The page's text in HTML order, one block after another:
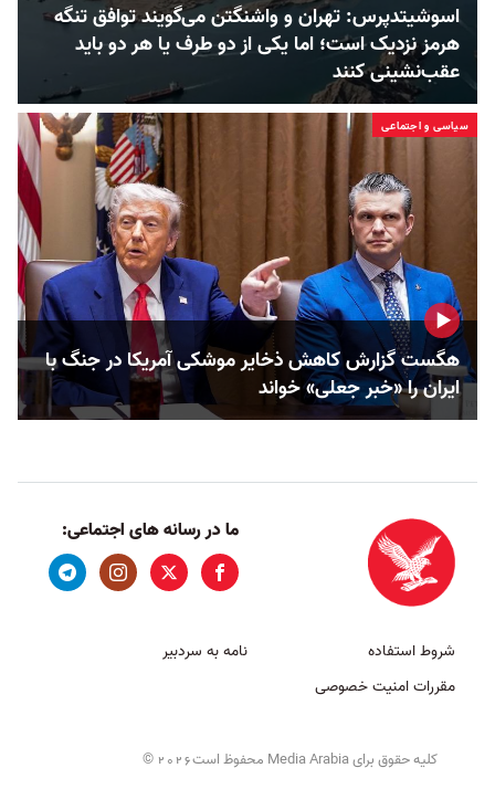
اسوشیتدپرس: تهران و واشنگتن می‌گویند توافق تنگه
هرمز نزدیک است؛ اما یکی از دو طرف یا هر دو باید
عقب‌نشینی کنند
سیاسی و اجتماعی
هگست گزارش کاهش ذخایر موشکی آمریکا در جنگ با
ایران را «خبر جعلی» خواند
ما در رسانه های اجتماعی:
شروط استفاده
مقررات امنیت خصوصی
نامه به سردبیر
کلیه حقوق برای Media Arabia محفوظ است 2026
©